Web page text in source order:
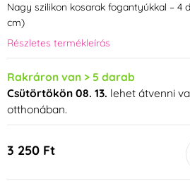
Nagy szilikon kosarak fogantyúkkal – 4
cm)
Részletes termékleírás
Rakráron van > 5 darab
Csütörtökön 08. 13. lehet átvenni
otthonában.
3 250 Ft